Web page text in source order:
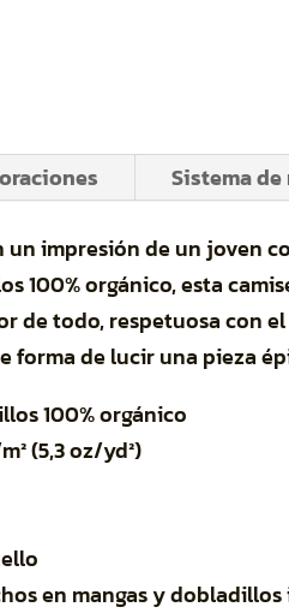
Sistema de
un impresión de un joven
100% orgánico, esta
de todo, respetuosa con
forma de lucir una pieza
100% orgánico
(5,3 oz/yd²)
en mangas y